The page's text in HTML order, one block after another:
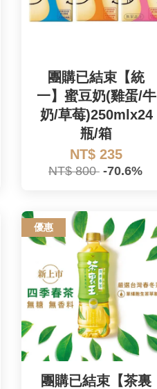
團購已結束【統
一】蜜豆奶(雞蛋/牛
奶/草莓)250mlx24
瓶/箱
NT$ 235
NT$ 800 -70.6%
優惠
團購已結束【茶裏